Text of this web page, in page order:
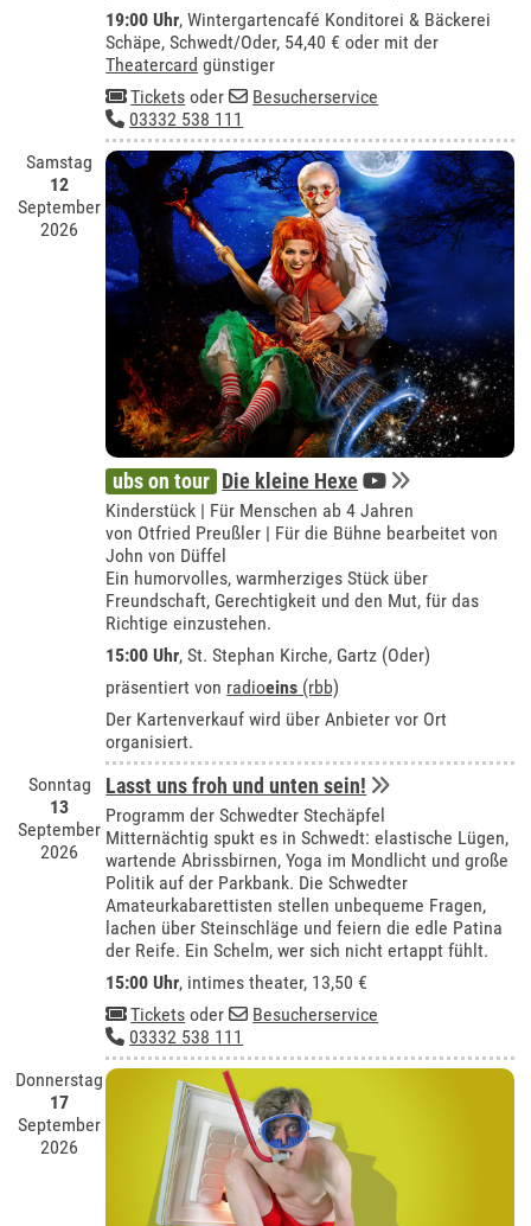
19:00 Uhr,Wintergartencafé Konditorei & Bäckerei
Schäpe, Schwedt/Oder, 54,40 € oder mit der
Theatercard günstiger
Tickets oder
Besucherservice
03332 538 111
Samstag
12
September
2026
ubs on tour Die kleine Hexe
Kinderstück | Für Menschen ab 4 Jahren
von Otfried Preußler | Für die Bühne bearbeitet von
John von Düffel
Ein humorvolles, warmherziges Stück über
Freundschaft, Gerechtigkeit und den Mut, für das
Richtige einzustehen.
15:00 Uhr, St. Stephan Kirche, Gartz (Oder)
präsentiert von radioeins (rbb)
Der Kartenverkauf wird über Anbieter vor Ort
organisiert.
Sonntag
13
September
2026
Lasst uns froh und unten sein!
Programm der Schwedter Stechäpfel
Mitternächtig spukt es in Schwedt: elastische Lügen,
wartende Abrissbirnen, Yoga im Mondlicht und große
Politik auf der Parkbank. Die Schwedter
Amateurkabarettisten stellen unbequeme Fragen,
lachen über Steinschläge und feiern die edle Patina
der Reife. Ein Schelm, wer sich nicht ertappt fühlt.
15:00 Uhr, intimes theater, 13,50 €
Tickets oder
Besucherservice
03332 538 111
Donnerstag
17
September
2026